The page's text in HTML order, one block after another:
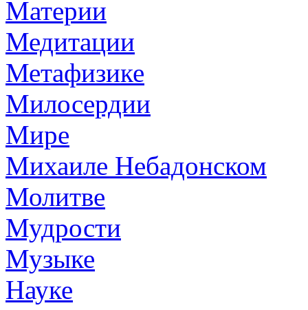
Материи
Медитации
Метафизике
Милосердии
Мире
Михаиле Небадонском
Молитве
Мудрости
Музыке
Науке